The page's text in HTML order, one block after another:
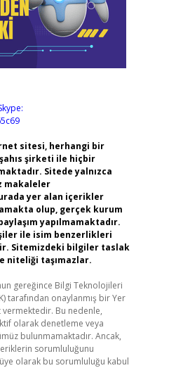
sitesi, herhangi bir
şirketi ile hiçbir
Sitede yalnızca
makaleler
yer alan içerikler
olup, gerçek kurum
yapılmamaktadır.
ile isim benzerlikleri
Sitemizdeki bilgiler taslak
niteliği taşımazlar.
gereğince Bilgi Teknolojileri
tarafından onaylanmış bir Yer
vermektedir. Bu nedenle,
olarak denetleme veya
bulunmamaktadır. Ancak,
sorumluluğunu
olarak bu sorumluluğu kabul